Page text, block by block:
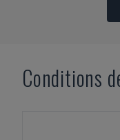
Conditions